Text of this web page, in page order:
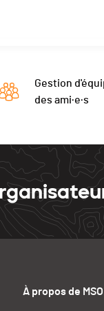
Gestion
des ami·e·s
À propos de MSO